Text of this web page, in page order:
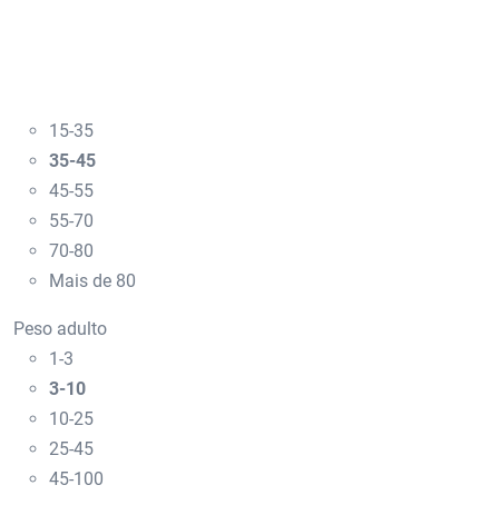
15-35
35-45
45-55
55-70
70-80
Mais de 80
Peso adulto
1-3
3-10
10-25
25-45
45-100